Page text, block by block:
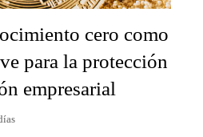
cero como
para la protección
empresarial